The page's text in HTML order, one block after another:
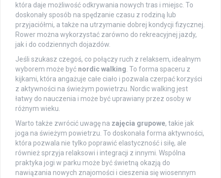
która daje możliwość odkrywania nowych tras i miejsc. To
doskonały sposób na spędzanie czasu z rodziną lub
przyjaciółmi, a także na utrzymanie dobrej kondycji fizycznej.
Rower można wykorzystać zarówno do rekreacyjnej jazdy,
jak i do codziennych dojazdów.
Jeśli szukasz czegoś, co połączy ruch z relaksem, idealnym
wyborem może być nordic walking. To forma spaceru z
kijkami, która angażuje całe ciało i pozwala czerpać korzyści
z aktywności na świeżym powietrzu. Nordic walking jest
łatwy do nauczenia i może być uprawiany przez osoby w
różnym wieku.
Warto także zwrócić uwagę na zajęcia grupowe, takie jak
joga na świeżym powietrzu. To doskonała forma aktywności,
która pozwala nie tylko poprawić elastyczność i siłę, ale
również sprzyja relaksowi i integracji z innymi. Wspólna
praktyka jogi w parku może być świetną okazją do
nawiązania nowych znajomości i cieszenia się wiosennym